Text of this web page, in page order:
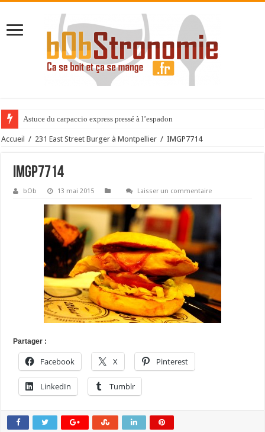
Astuce du carpaccio express pressé à l’espadon
Accueil / 231 East Street Burger à Montpellier / IMGP7714
IMGP7714
bOb 13 mai 2015 Laisser un commentaire
Partager :
Facebook X Pinterest
LinkedIn Tumblr